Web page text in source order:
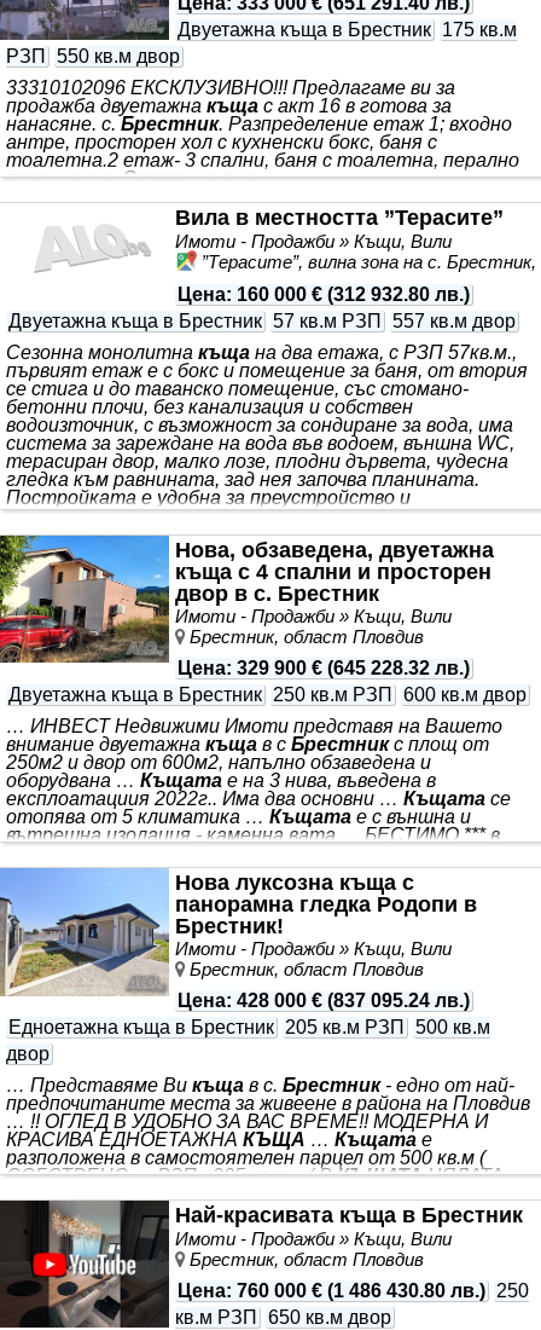
Двуетажна къща в Брестник 175 кв.м
РЗП
550 кв.м двор
33310102096 ЕКСКЛУЗИВНО!!! Предлагаме ви за
продажба двуетажна къща с акт 16 в готова за
нанасяне. с. Брестник. Разпределение етаж 1; входно
антре, просторен хол с кухненски бокс, баня с
тоалетна.2 етаж- 3 спални, баня с тоалетна, перално
помещение. Септична яма.
Вила в местността ”Терасите”
Имоти - Продажби » Къщи, Вили
”Терасите”, вилна зона на с.
Цена: 160 000 € (312 932.80 лв.)
Двуетажна къща в Брестник 57 кв.м РЗП
557 кв.м двор
Сезонна монолитна къща на два етажа, с РЗП 57кв.м.,
първият етаж е с бокс и помещение за баня, от втория
се стига и до таванско помещение, със стомано-
бетонни плочи, без канализация и собствен
водоизточник, с възможност за сондиране за вода, има
система за зареждане на вода във водоем, външна WC,
терасиран двор, малко лозе, плодни дървета, чудесна
гледка към равнината, зад нея започва планината.
Постройката е удобна за преустройство и
разширяване.
Нова, обзаведена, двуетажна
къща с 4 спални и просторен
двор в с. Брестник
Имоти - Продажби » Къщи, Вили
Брестник, област Пловдив
Цена: 329 900 € (645 228.32 лв.)
Двуетажна къща в Брестник 250 кв.м РЗП
600 кв.м двор
… ИНВЕСТ Недвижими Имоти представя на Вашето
внимание двуетажна къща в с Брестникс площ от
250м2 и двор от 600м2, напълно обзаведена и
оборудвана … Къщата е на 3 нива, въведена в
експлоатациия 2022г.. Има два основни … Къщата се
отопява от 5 климатика … Къщата е с външна и
вътрешна изолация - каменна вата … БЕСТИМО *** в
живеене с 4 спални, просторен хол с камина и кухня, 3
тераси, 2 бани с тоалетни, 2 коридора, красиво
вътрешно стълбище. Просторната панорамна веранда
с красива гледка е оборудвана с електрически перголи.
Приземното ниво е с помощни помещения, които
Нова луксозна къща с
панорамна гледка Родопи в
Брестник!
Имоти - Продажби » Къщи, Вили
Брестник, област Пловдив
Цена: 428 000 € (837 095.24 лв.)
Едноетажна къща в Брестник 205 кв.м РЗП
500 кв.м
двор
… Представяме Ви къща в с. Брестник- едно от най-
предпочитаните места за живеене в района на Пловдив
… !! ОГЛЕД В УДОБНО ЗА ВАС ВРЕМЕ!! МОДЕРНА И
КРАСИВА ЕДНОЕТАЖНА КЪЩА … Къщата е
разположена в самостоятелен парцел от 500 кв.м (
СОБСТВЕНО … РЗП - 205 кв.м. - ( ВКЪЩАТАЦЯЛАТА
изпълнена с висококачествени материали и внимание
към всеки … РЕАЛНА И АКТУАЛНА ОБЯВА *** !! *** ,
съчетаващо спокойствие, чист въздух и бърз достъп до
града. *** УПИ ) *** ) Немски ролетни врата за удобен
достъп и паркиране. Имаме АКТ 15 - АКТ 16 до месец.
Разпределението е функционално и съобразено
Най-красивата къща в Брестник
Имоти - Продажби » Къщи, Вили
Брестник, област Пловдив
Цена: 760 000 € (1 486 430.80 лв.) 250
кв.м РЗП
650 кв.м двор